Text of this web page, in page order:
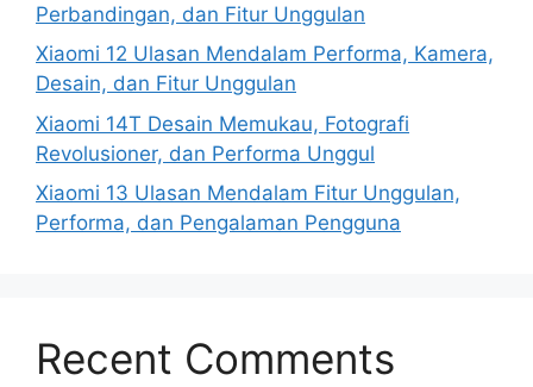
Perbandingan, dan Fitur Unggulan
Xiaomi 12 Ulasan Mendalam Performa, Kamera,
Desain, dan Fitur Unggulan
Xiaomi 14T Desain Memukau, Fotografi
Revolusioner, dan Performa Unggul
Xiaomi 13 Ulasan Mendalam Fitur Unggulan,
Performa, dan Pengalaman Pengguna
Recent Comments